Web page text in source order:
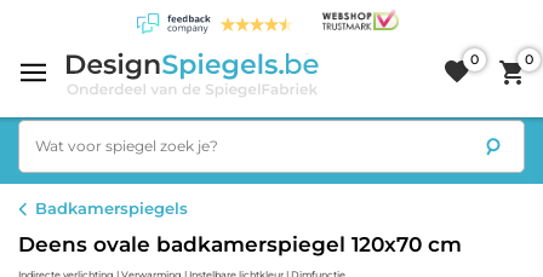
0 0
Badkamerspiegels
Deens ovale badkamerspiegel 120x70 cm
Indirecte verlichting | Verwarming | Instelbare lichtkleur | Dimfunctie